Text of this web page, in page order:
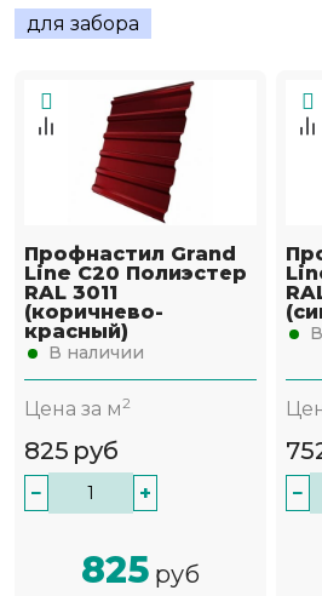
для забора
Профнастил Grand
Line С20 Полиэстер
RAL 3011
(коричнево-
красный)
В наличии
Цена за м2
825 руб
− +
825 руб
−